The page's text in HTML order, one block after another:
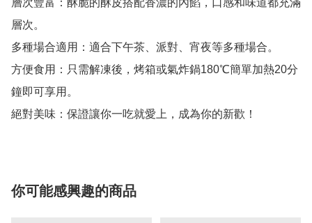
層次豐富：酥脆的酥皮搭配香濃的內餡，口感和味道都充滿
層次。
多種場合適用：適合下午茶、派對、宵夜等多種場合。
方便食用：只需解凍後，烤箱或氣炸鍋180℃簡單加熱20分
鐘即可享用。
你可能感興趣的商品